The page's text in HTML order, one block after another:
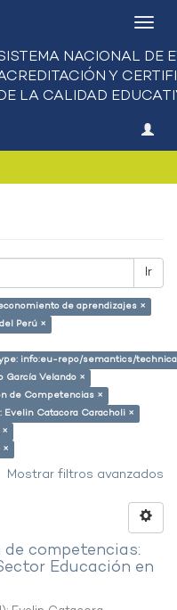
Ir
de aprendizajes ×
Perú ×
info:eu-repo/semantics/
García Velando ×
de Competencias ×
Evelin Catacora Caracholi ×
×
Mostrar filtros avanzados
competencias:
Educación en